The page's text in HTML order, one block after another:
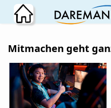
Zum Hauptinhalt wechseln
Mitmachen geht